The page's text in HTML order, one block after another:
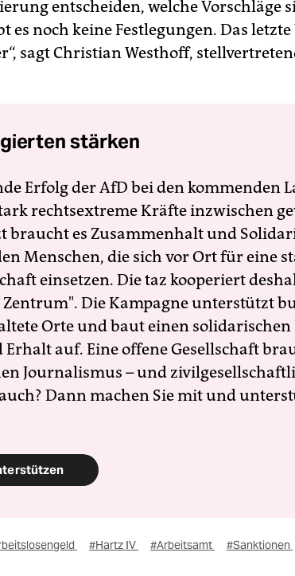
entscheiden, welche Vorschläge
es noch keine Festlegungen. Das
sagt Christian Westhoff,
stärken
Erfolg der AfD bei den kommenden
rechtsextreme Kräfte inzwischen
braucht es Zusammenhalt und
Menschen, die sich vor Ort für eine
einsetzen. Die taz kooperiert
Die Kampagne unterstützt
Orte und baut einen
Erhalt auf. Eine offene Gesellschaft
Journalismus – und
Dann machen Sie mit und
#Hartz IV #Arbeitsamt #Sanktionen